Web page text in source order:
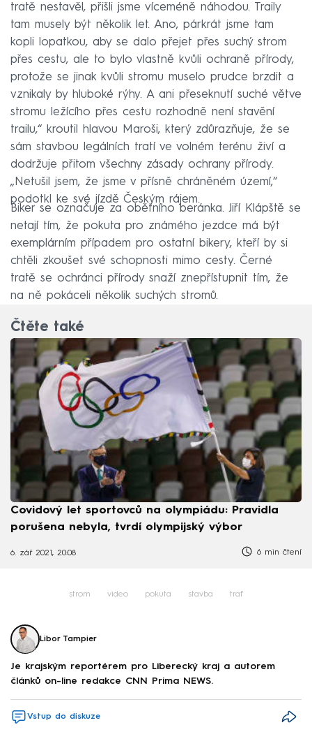
tratě nestavěl, přišli jsme víceméně náhodou. Traily
tam musely být několik let. Ano, párkrát jsme tam
kopli lopatkou, aby se dalo přejet přes suchý strom
přes cestu, ale to bylo vlastně kvůli ochraně přírody,
protože se jinak kvůli stromu muselo prudce brzdit a
vznikaly by hluboké rýhy. A ani přeseknutí suché větve
stromu ležícího přes cestu rozhodně není stavění
trailu,“ kroutil hlavou Maroši, který zdůrazňuje, že se
sám stavbou legálních tratí ve volném terénu živí a
dodržuje přitom všechny zásady ochrany přírody.
„Netušil jsem, že jsme v přísně chráněném území,“
podotkl ke své jízdě Českým rájem.
Biker se označuje za obětního beránka. Jiří Klápště se
netají tím, že pokuta pro známého jezdce má být
exemplárním případem pro ostatní bikery, kteří by si
chtěli zkoušet své schopnosti mimo cesty. Černé
tratě se ochránci přírody snaží znepřístupnit tím, že
na ně pokáceli několik suchých stromů.
Čtěte také
Covidový let sportovců na olympiádu: Pravidla
porušena nebyla, tvrdí olympijský výbor
6. zář 2021, 20:08 6 min čtení
strom video pokuta stavba trať
Libor Tampier
Je krajským reportérem pro Liberecký kraj a autorem
článků on-line redakce CNN Prima NEWS.
Vstup do diskuze